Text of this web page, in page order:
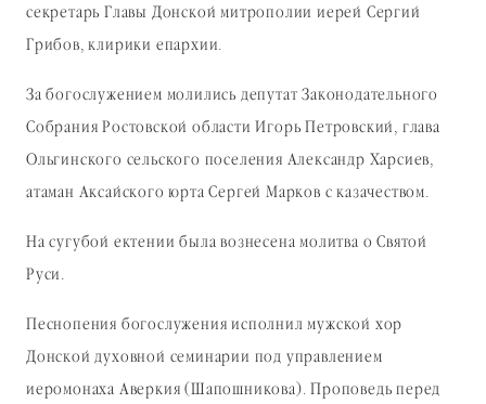
секретарь Главы Донской митрополии иерей Сергий
Грибов, клирики епархии.
За богослужением молились депутат Законодательного
Собрания Ростовской области Игорь Петровский, глава
Ольгинского сельского поселения Александр Харсиев,
атаман Аксайского юрта Сергей Марков с казачеством.
На сугубой ектении была вознесена молитва о Святой
Руси.
Песнопения богослужения исполнил мужской хор
Донской духовной семинарии под управлением
иеромонаха Аверкия (Шапошникова). Проповедь перед